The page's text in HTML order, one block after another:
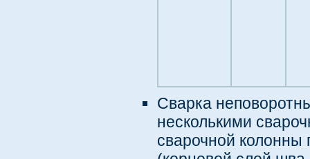
Сварка
несколькими
сварочной колонны